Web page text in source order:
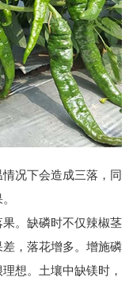
况下会造成三落，同
。缺磷时不仅辣椒茎
，落花增多。增施磷
想。土壤中缺镁时，